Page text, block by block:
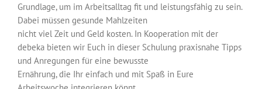
Grundlage, um im Arbeitsalltag fit und leistungsfähig zu sein.
Dabei müssen gesunde Mahlzeiten
nicht viel Zeit und Geld kosten. In Kooperation mit der
debeka bieten wir Euch in dieser Schulung praxisnahe Tipps
und Anregungen für eine bewusste
Ernährung, die Ihr einfach und mit Spaß in Eure